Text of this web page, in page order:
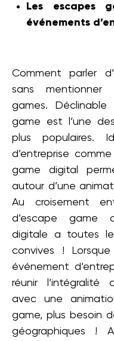
Les escapes
événements
Comment parler
sans mentionner
games. Déclinable
game est l’une
plus populaires.
d’entreprise comme
game digital
autour d’une
Au croisement
d’escape game
digitale a toutes
convives ! Lorsque
événement
réunir l’intégralité
avec une
game, plus besoin
géographiques !